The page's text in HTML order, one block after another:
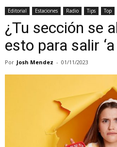
Editorial Estaciones Radio Tips Top
¿Tu sección se
esto para salir
Por Josh Mendez - 01/11/2023